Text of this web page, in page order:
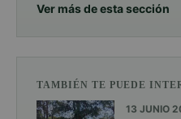
Ver más de esta sección
TAMBIÉN TE PUEDE
13 JUNIO